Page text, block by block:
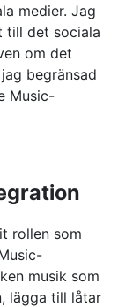
medier. Jag
till det sociala
om det
begränsad
Music-
rollen som
musik som
lägga till låtar